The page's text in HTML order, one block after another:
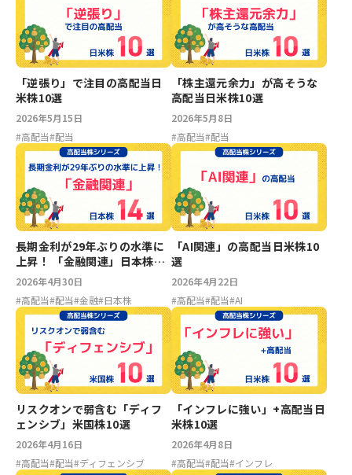
「逆張り」で注目の高配当日
米株10選
2026年5月15日
#高配当#配当
「株主還元余力」が高そうな
高配当日米株10選
2026年5月8日
#高配当#配当
長期金利が29年ぶりの水準に
上昇！ 「金融関連」日本株14
選
2026年4月30日
#高配当#配当#金融#日本株
「AI関連」の高配当日米株10
選
2026年4月22日
#高配当#配当#AI
リスクオンで弱含む「ディフ
ェンシブ」米国株10選
2026年4月16日
#高配当#配当#ディフェンシブ
「インフレに強い」+高配当日
米株10選
2026年4月8日
#高配当#配当#インフレ